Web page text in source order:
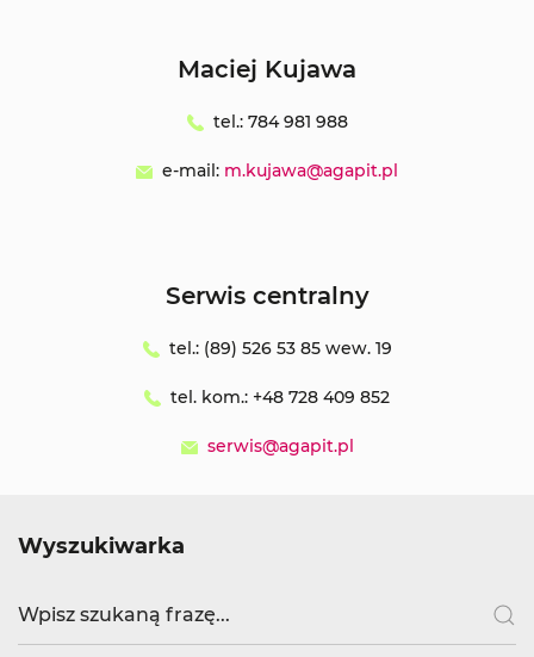
Maciej Kujawa
tel.: 784 981 988
e-mail: m.kujawa@agapit.pl
Serwis centralny
tel.: (89) 526 53 85 wew. 19
tel. kom.: +48 728 409 852
serwis@agapit.pl
Wyszukiwarka